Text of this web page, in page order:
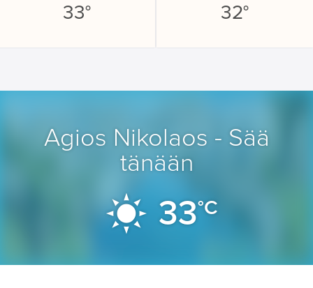
33° 32°
Agios Nikolaos - Sää
tänään
33°C